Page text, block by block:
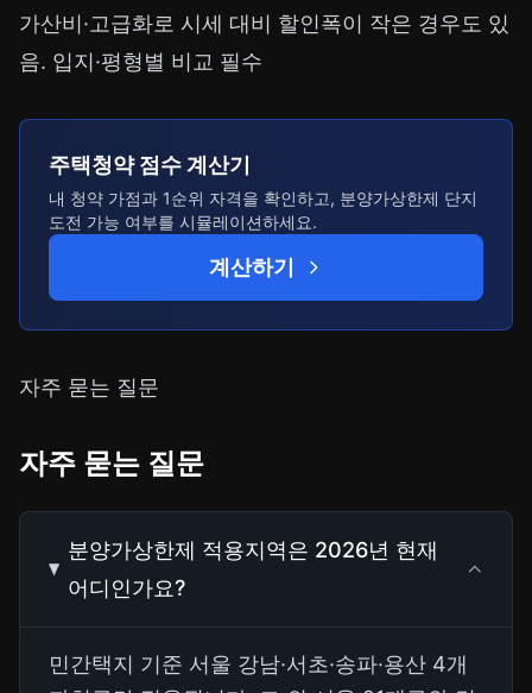
가산비·고급화로 시세 대비 할인폭이 작은 경우도 있
음. 입지·평형별 비교 필수
주택청약 점수 계산기
내 청약 가점과 1순위 자격을 확인하고, 분양가상한제 단지
도전 가능 여부를 시뮬레이션하세요.
계산하기
자주 묻는 질문
자주 묻는 질문
분양가상한제 적용지역은 2026년 현재
어디인가요?
민간택지 기준 서울 강남·서초·송파·용산 4개